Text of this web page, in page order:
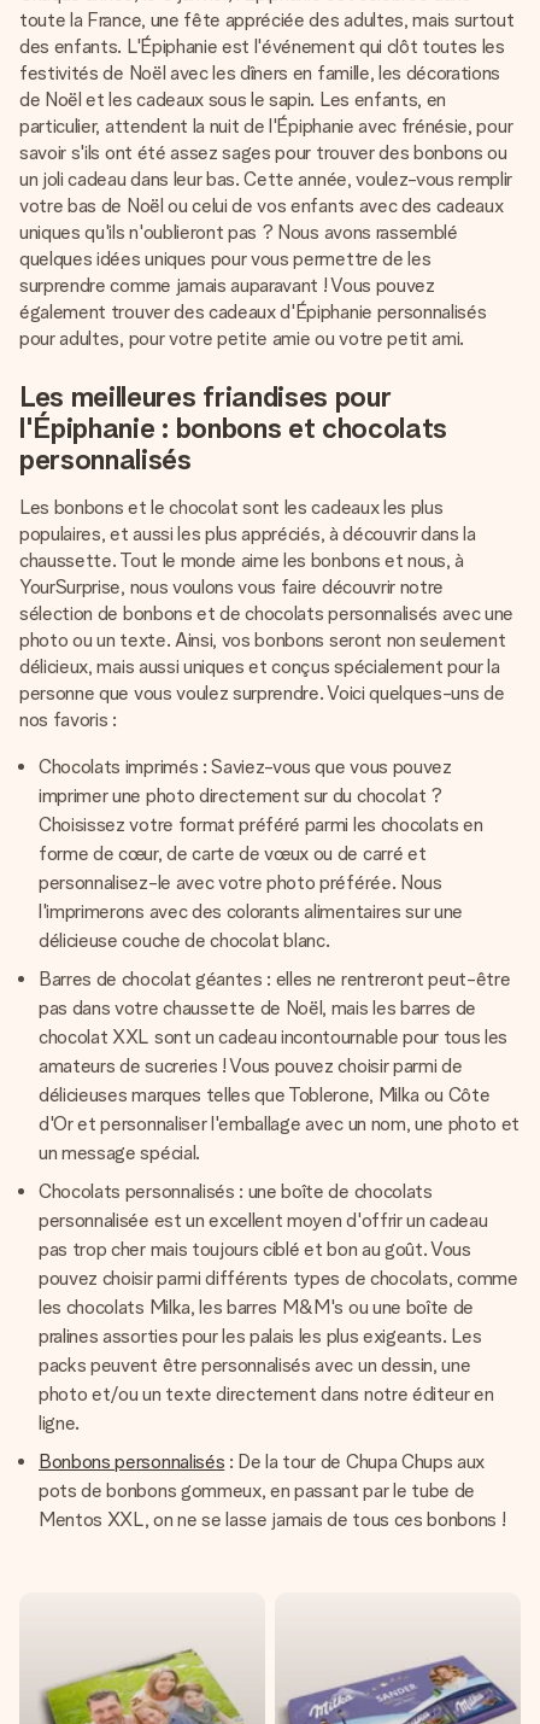
Créez quelque chose d’unique en quelques étapes – avec
son prénom, votre photo ou un message qui touche le cœur.
Sans complications, juste tout l’amour pour le moment idéal.
toute la France, une fête appréciée des adultes, mais surtout
des enfants. L'Épiphanie est l'événement qui clôt toutes les
festivités de Noël avec les dîners en famille, les décorations
de Noël et les cadeaux sous le sapin. Les enfants, en
particulier, attendent la nuit de l'Épiphanie avec frénésie, pour
savoir s'ils ont été assez sages pour trouver des bonbons ou
un joli cadeau dans leur bas. Cette année, voulez-vous remplir
votre bas de Noël ou celui de vos enfants avec des cadeaux
uniques qu'ils n'oublieront pas ? Nous avons rassemblé
quelques idées uniques pour vous permettre de les
surprendre comme jamais auparavant ! Vous pouvez
également trouver des cadeaux d'Épiphanie personnalisés
pour adultes, pour votre petite amie ou votre petit ami.
Les meilleures friandises pour
l'Épiphanie : bonbons et chocolats
personnalisés
Les bonbons et le chocolat sont les cadeaux les plus
populaires, et aussi les plus appréciés, à découvrir dans la
chaussette. Tout le monde aime les bonbons et nous, à
YourSurprise, nous voulons vous faire découvrir notre
sélection de bonbons et de chocolats personnalisés avec une
photo ou un texte. Ainsi, vos bonbons seront non seulement
délicieux, mais aussi uniques et conçus spécialement pour la
personne que vous voulez surprendre. Voici quelques-uns de
nos favoris :
Chocolats imprimés : Saviez-vous que vous pouvez
imprimer une photo directement sur du chocolat ?
Choisissez votre format préféré parmi les chocolats en
forme de cœur, de carte de vœux ou de carré et
personnalisez-le avec votre photo préférée. Nous
l'imprimerons avec des colorants alimentaires sur une
délicieuse couche de chocolat blanc.
Barres de chocolat géantes : elles ne rentreront peut-être
pas dans votre chaussette de Noël, mais les barres de
chocolat XXL sont un cadeau incontournable pour tous les
amateurs de sucreries ! Vous pouvez choisir parmi de
délicieuses marques telles que Toblerone, Milka ou Côte
d'Or et personnaliser l'emballage avec un nom, une photo et
un message spécial.
Chocolats personnalisés : une boîte de chocolats
personnalisée est un excellent moyen d'offrir un cadeau
pas trop cher mais toujours ciblé et bon au goût. Vous
pouvez choisir parmi différents types de chocolats, comme
les chocolats Milka, les barres M&M's ou une boîte de
pralines assorties pour les palais les plus exigeants. Les
packs peuvent être personnalisés avec un dessin, une
photo et/ou un texte directement dans notre éditeur en
ligne.
Bonbons personnalisés : De la tour de Chupa Chups aux
pots de bonbons gommeux, en passant par le tube de
Mentos XXL, on ne se lasse jamais de tous ces bonbons !